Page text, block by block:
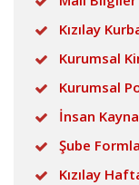
Kızılay
Kurumsal
Kurumsal
İnsan
Şube
Kızılay